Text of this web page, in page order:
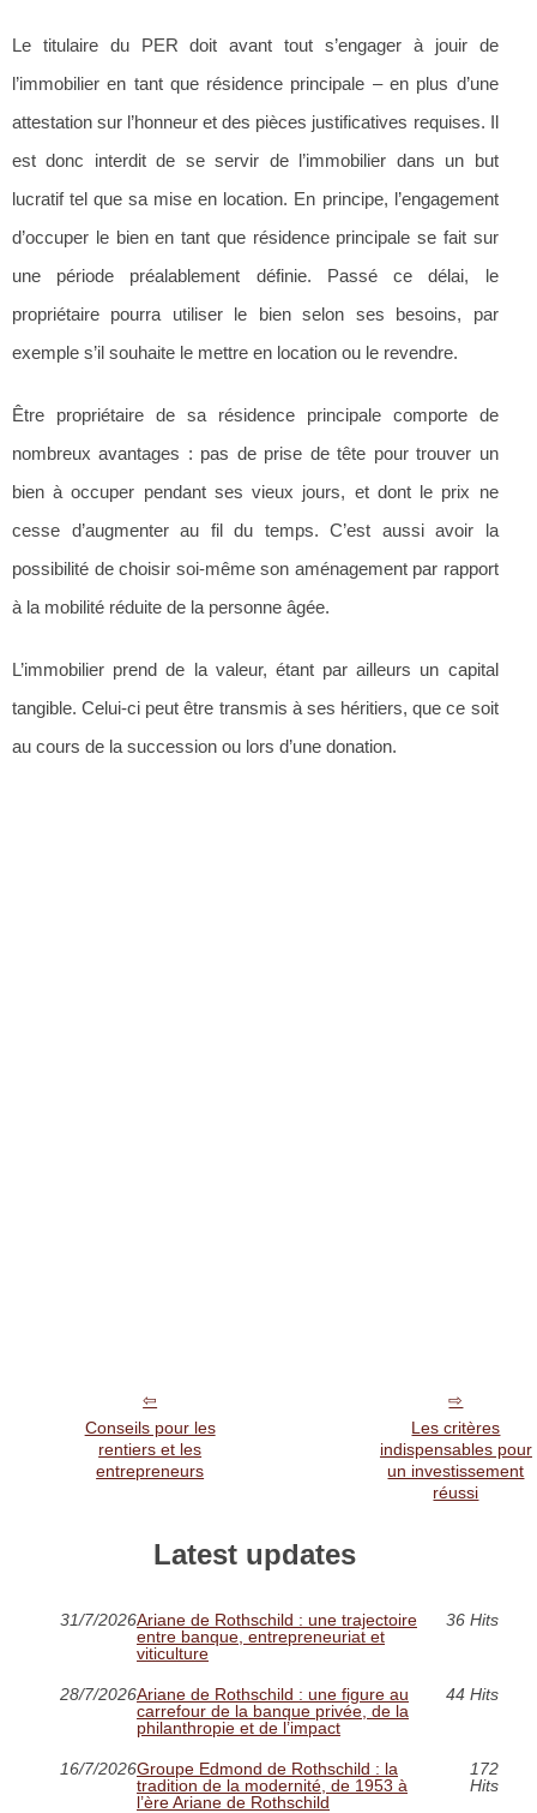
Le titulaire du PER doit avant tout s’engager à jouir de
l’immobilier en tant que résidence principale – en plus d’une
attestation sur l’honneur et des pièces justificatives requises. Il
est donc interdit de se servir de l’immobilier dans un but
lucratif tel que sa mise en location. En principe, l’engagement
d’occuper le bien en tant que résidence principale se fait sur
une période préalablement définie. Passé ce délai, le
propriétaire pourra utiliser le bien selon ses besoins, par
exemple s’il souhaite le mettre en location ou le revendre.
Être propriétaire de sa résidence principale comporte de
nombreux avantages : pas de prise de tête pour trouver un
bien à occuper pendant ses vieux jours, et dont le prix ne
cesse d’augmenter au fil du temps. C’est aussi avoir la
possibilité de choisir soi-même son aménagement par rapport
à la mobilité réduite de la personne âgée.
L’immobilier prend de la valeur, étant par ailleurs un capital
tangible. Celui-ci peut être transmis à ses héritiers, que ce soit
au cours de la succession ou lors d’une donation.
Conseils pour les
rentiers et les
entrepreneurs
Les critères
indispensables pour
un investissement
réussi
Latest updates
31/7/2026Ariane de Rothschild : une trajectoire
entre banque, entrepreneuriat et
viticulture
36 Hits
28/7/2026Ariane de Rothschild : une figure au
carrefour de la banque privée, de la
philanthropie et de l’impact
44 Hits
16/7/2026Groupe Edmond de Rothschild : la
tradition de la modernité, de 1953 à
l’ère Ariane de Rothschild
172
Hits